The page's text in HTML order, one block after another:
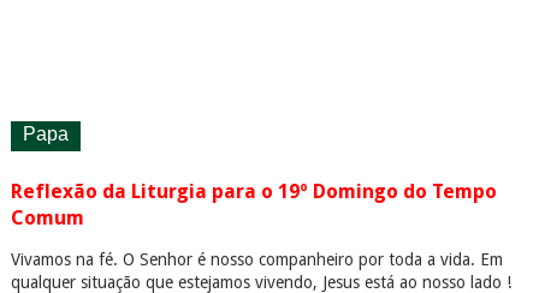
Papa
Reflexão da Liturgia para o 19º Domingo do Tempo
Comum
Vivamos na fé. O Senhor é nosso companheiro por toda a vida. Em
qualquer situação que estejamos vivendo, Jesus está ao nosso lado !